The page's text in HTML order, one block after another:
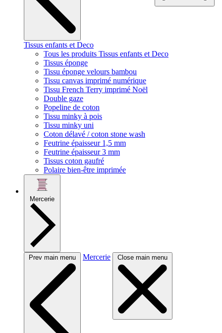
Tissus enfants et Deco
Tous les produits Tissus enfants et Deco
Tissus éponge
Tissu éponge velours bambou
Tissu canvas imprimé numérique
Tissu French Terry imprimé Noël
Double gaze
Popeline de coton
Tissu minky à pois
Tissu minky uni
Coton délavé / coton stone wash
Feutrine épaisseur 1,5 mm
Feutrine épaisseur 3 mm
Tissus coton gaufré
Polaire bien-être imprimée
Mercerie
Prev main menu Mercerie Close main menu